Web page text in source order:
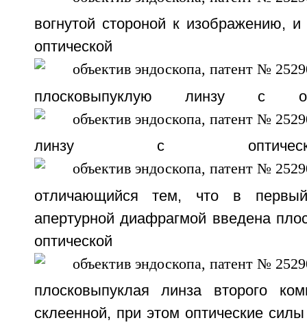
вогнутой стороной к изображению,
плосковыпуклую линзу с
линзу с
отличающийся тем, что в
апертурной диафрагмой введена
плосковыпуклая линза второго
склеенной, при этом оптические